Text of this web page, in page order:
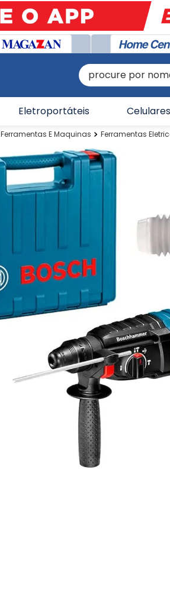
procure por nome,
Eletroportáteis
Ferramentas E Maquinas Ferramentas